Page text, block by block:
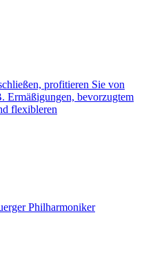
profitieren Sie von
Ermäßigungen, bevorzugtem
flexibleren
Philharmoniker